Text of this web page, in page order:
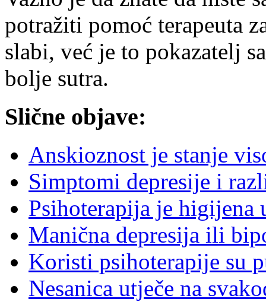
potražiti pomoć terapeuta
slabi, već je to pokazatelj
bolje sutra.
Slične objave:
Anskioznost je stanje
Simptomi depresije i
Psihoterapija je higijena
Manična depresija ili
Koristi psihoterapije su
Nesanica utječe na